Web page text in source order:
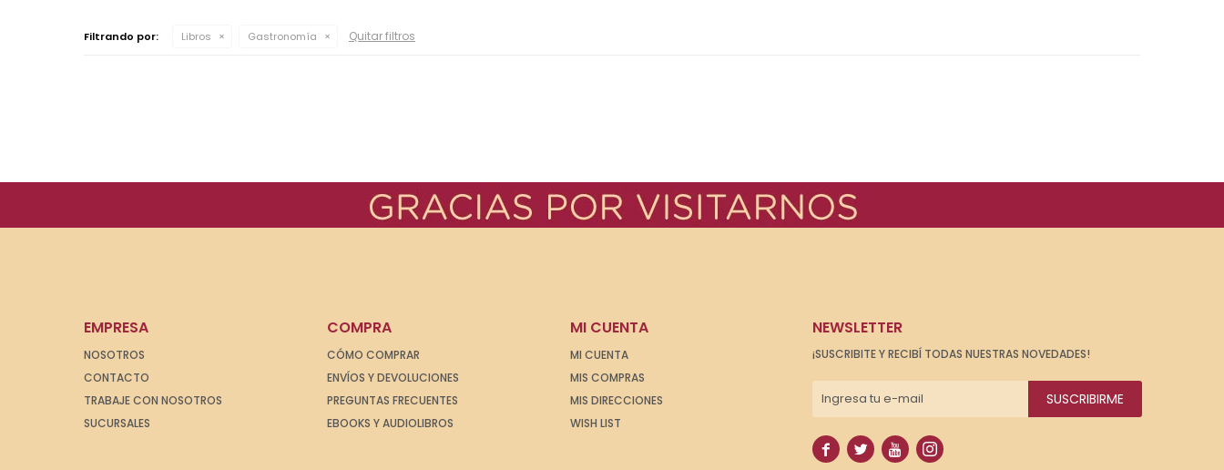
Filtrando por: Libros Gastronomía Quitar filtros
EMPRESA
NOSOTROS
CONTACTO
TRABAJE CON NOSOTROS
SUCURSALES
COMPRA
CÓMO COMPRAR
ENVÍOS Y DEVOLUCIONES
PREGUNTAS FRECUENTES
EBOOKS Y AUDIOLIBROS
MI CUENTA
MI CUENTA
MIS COMPRAS
MIS DIRECCIONES
WISH LIST
NEWSLETTER
¡SUSCRIBITE Y RECIBÍ TODAS NUESTRAS NOVEDADES!
SUSCRIBIRME
   